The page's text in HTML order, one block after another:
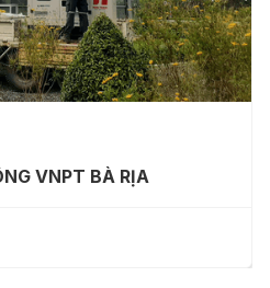
VNPT BÀ RỊA